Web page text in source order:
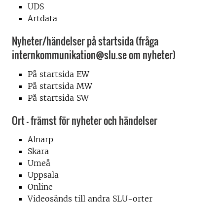
UDS
Artdata
Nyheter/händelser på startsida (fråga
internkommunikation@slu.se om nyheter)
På startsida EW
På startsida MW
På startsida SW
Ort - främst för nyheter och händelser
Alnarp
Skara
Umeå
Uppsala
Online
Videosänds till andra SLU-orter